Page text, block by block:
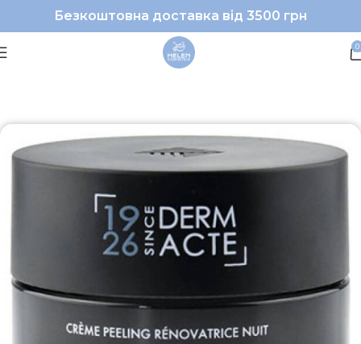
Безкоштовна доставка від 3500 грн
0
Крем для обличчя